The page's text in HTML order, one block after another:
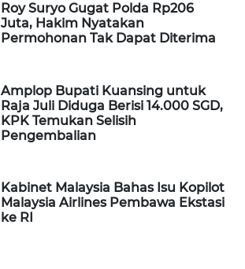
Roy Suryo Gugat Polda Rp206
Juta, Hakim Nyatakan
Permohonan Tak Dapat Diterima
Amplop Bupati Kuansing untuk
Raja Juli Diduga Berisi 14.000 SGD,
KPK Temukan Selisih
Pengembalian
Kabinet Malaysia Bahas Isu Kopilot
Malaysia Airlines Pembawa Ekstasi
ke RI